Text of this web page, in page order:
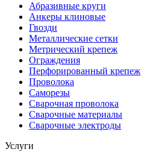
Абразивные круги
Анкеры клиновые
Гвозди
Металлические сетки
Метрический крепеж
Ограждения
Перфорированный крепеж
Проволока
Саморезы
Сварочная проволока
Сварочные материалы
Сварочные электроды
Услуги